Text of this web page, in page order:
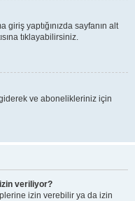
yaptığınızda sayfanın alt
tıklayabilirsiniz.
ve abonelikleriniz için
veriliyor?
izin verebilir ya da izin